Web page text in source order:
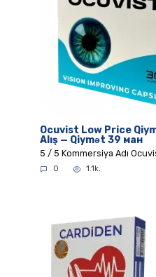
Ocuvist Low Price
Alış — Qiymət 39 ман
5 / 5 Kommersiya Adı
0 1.1k.